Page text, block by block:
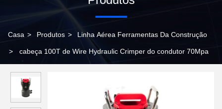
Casa > Produtos > Linha Aérea Ferramentas Da Construção
> cabeça 100T de Wire Hydraulic Crimper do condutor 70Mpa